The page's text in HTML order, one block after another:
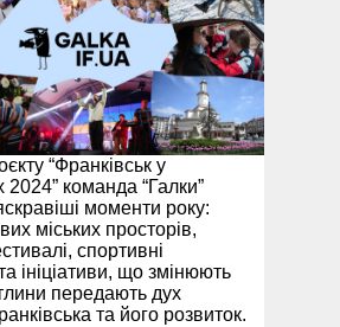
“Франківськ у
команда “Галки”
моменти року:
міських просторів,
спортивні
ініціативи, що змінюють
передають дух
та його розвиток.